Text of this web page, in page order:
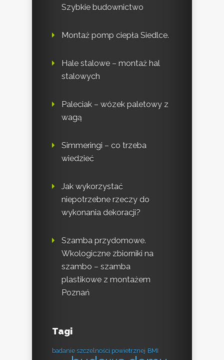
Szybkie budownictwo
Montaż pomp ciepła Siedlce.
Hale stalowe – montaż hal
stalowych
Paleciak – wózek paletowy z
wagą
Simmeringi – co trzeba
wiedzieć
Jak wykorzystać
niepotrzebne rzeczy do
wykonania dekoracji?
Szamba przydomowe.
Wkologiczne zbiorniki na
szambo – szamba
plastikowe z montażem
Poznań
Tagi
badanie szczelności powietrznej BMI